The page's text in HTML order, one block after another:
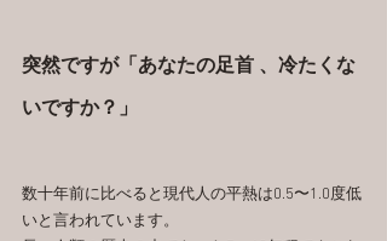
突然ですが「あなたの足首 、冷たくな
いですか？」
数十年前に比べると現代人の平熱は0.5〜1.0度低
いと言われています。